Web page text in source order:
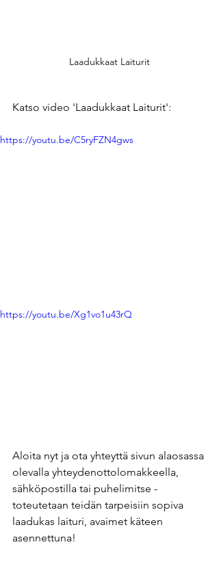
Laadukkaat Laiturit
Katso video 'Laadukkaat Laiturit':
https://youtu.be/C5ryFZN4gws
https://youtu.be/Xg1vo1u43rQ
Aloita nyt ja ota yhteyttä sivun alaosassa
olevalla yhteydenottolomakkeella,
sähköpostilla tai puhelimitse -
toteutetaan teidän tarpeisiin sopiva
laadukas laituri, avaimet käteen
asennettuna!